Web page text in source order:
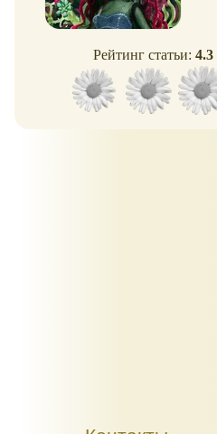
Рейтинг статьи: 4.3